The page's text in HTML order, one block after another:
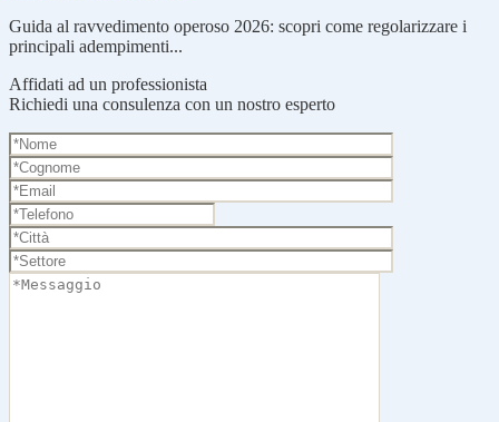
Guida al ravvedimento operoso 2026: scopri come regolarizzare i
principali adempimenti...
Affidati ad un professionista
Richiedi una consulenza con un nostro esperto